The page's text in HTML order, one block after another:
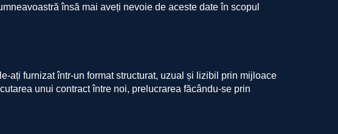
însă mai aveți nevoie de aceste date în scopul
ați furnizat într-un format structurat, uzual și lizibil prin mijloace
unui contract între noi, prelucrarea făcându-se prin